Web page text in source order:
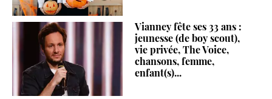
Vianney fête ses 33 ans :
jeunesse (de boy scout),
vie privée, The Voice,
chansons, femme,
enfant(s)...